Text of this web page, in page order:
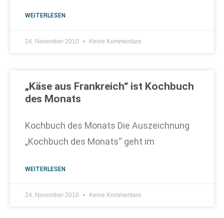
WEITERLESEN
24. November 2010 Keine Kommentare
„Käse aus Frankreich“ ist Kochbuch
des Monats
Kochbuch des Monats Die Auszeichnung
„Kochbuch des Monats“ geht im
WEITERLESEN
24. November 2010 Keine Kommentare